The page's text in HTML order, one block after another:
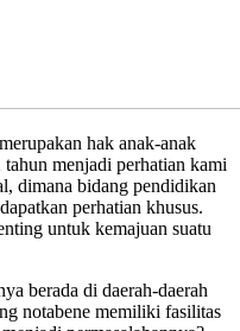
hak anak-anak
menjadi perhatian kami
dimana bidang pendidikan
perhatian khusus.
untuk kemajuan suatu
berada di daerah-daerah
notabene memiliki fasilitas